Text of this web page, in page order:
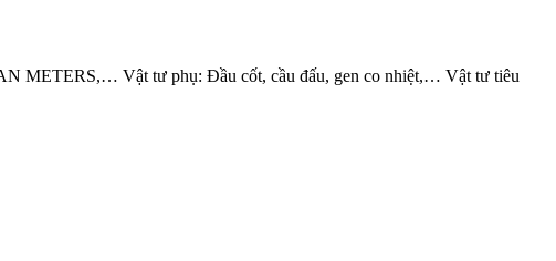
METERS,… Vật tư phụ: Đầu cốt, cầu đấu, gen co nhiệt,… Vật tư tiêu